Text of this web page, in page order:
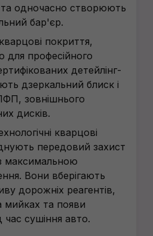
та одночасно створюють
бар'єр.
покриття,
для професійного
детейлінг-
дзеркальний блиск і
зовнішнього
дисків.
кварцові
передовий захист
максимальною
Вони вберігають
дорожніх реагентів,
мийках та появи
час сушіння авто.